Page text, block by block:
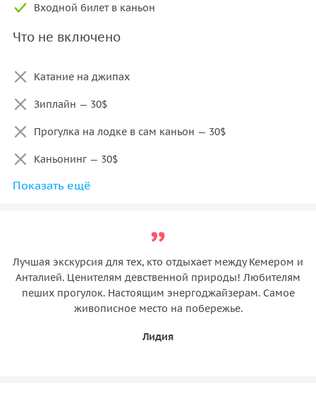
Входной билет в каньон
Что не включено
Катание на джипах
Зиплайн — 30$
Прогулка на лодке в сам каньон — 30$
Каньонинг — 30$
Напитки и питание
Показать ещё
Лучшая экскурсия для тех, кто отдыхает между Кемером и
Анталией. Ценителям девственной природы! Любителям
пеших прогулок. Настоящим энергоджайзерам. Самое
живописное место на побережье.
Лидия